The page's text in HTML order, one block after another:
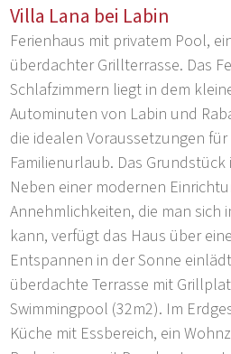
Villa Lana bei Labin
Ferienhaus mit privatem Pool,
überdachter Grillterrasse. Das
Schlafzimmern liegt in dem
Autominuten von Labin und
die idealen Voraussetzungen
Familienurlaub. Das
Neben einer modernen
Annehmlichkeiten, die man sich
kann, verfügt das Haus über
Entspannen in der Sonne
überdachte Terrasse mit
Swimmingpool (32m2). Im
Küche mit Essbereich, ein